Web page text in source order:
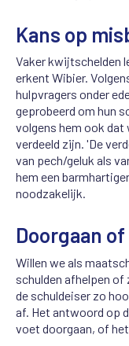
Kans op
Vaker kwijtschelden
erkent Wibier.
hulpvragers onder
geprobeerd om hun
volgens hem ook dat
verdeeld zijn. 'De
van pech/geluk als
hem een
noodzakelijk.
Doorgaan
Willen we als
schulden afhelpen
de schuldeiser zo
af. Het antwoord op
voet doorgaan, of